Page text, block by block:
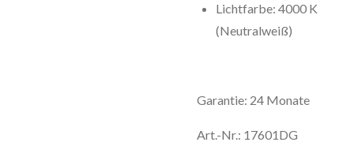
Lichtfarbe: 4000 K
(Neutralweiß)
Garantie: 24 Monate
Art.-Nr.: 17601DG